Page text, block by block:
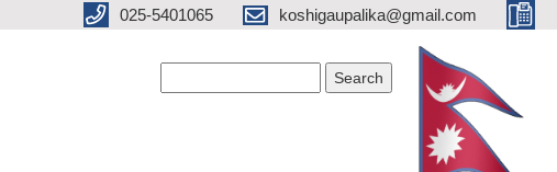
025-5401065 koshigaupalika@gmail.com